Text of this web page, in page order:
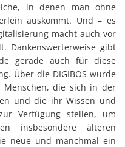
in denen man ohne
auskommt. Und – es
macht auch vor
Dankenswerterweise gibt
gerade auch für diese
Über die DIGIBOS wurde
Menschen, die sich in der
und die ihr Wissen und
Verfügung stellen, um
insbesondere älteren
neue und manchmal ein